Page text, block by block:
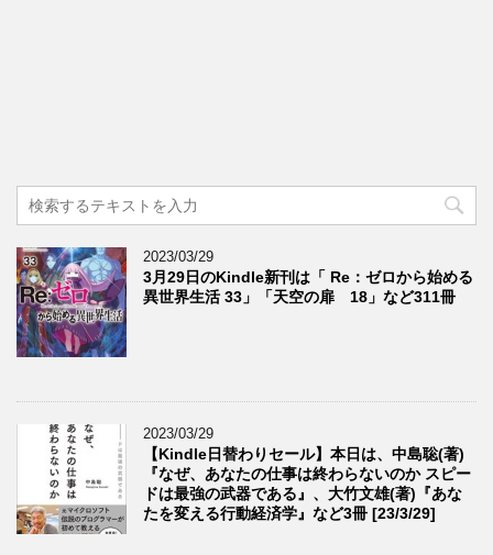
2023/03/29
3月29日のKindle新刊は「 Re：ゼロから始める
異世界生活 33」「天空の扉 18」など311冊
2023/03/29
【Kindle日替わりセール】本日は、中島聡(著)
『なぜ、あなたの仕事は終わらないのか スピー
ドは最強の武器である』、大竹文雄(著)『あな
たを変える行動経済学』など3冊 [23/3/29]